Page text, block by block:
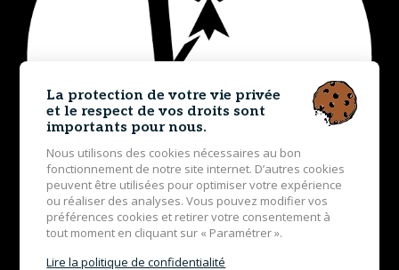
La protection de votre vie privée
et le respect de vos droits sont
importants pour nous.
Nous utilisons des cookies nécessaires au bon
fonctionnement de notre site internet. D’autres cookies
peuvent être utilisées pour optimiser votre expérience
ou réaliser des analyses. Vous pouvez modifier vos
préférences cookies et retirer votre consentement à
tout moment en cliquant sur « Paramétrer ».
Lire la politique de confidentialité